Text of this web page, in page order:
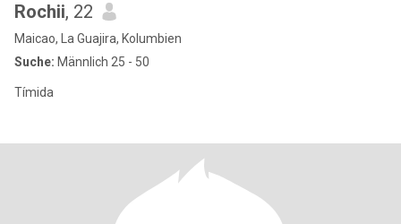
Rochii, 22
Maicao, La Guajira, Kolumbien
Suche: Männlich 25 - 50
Tímida